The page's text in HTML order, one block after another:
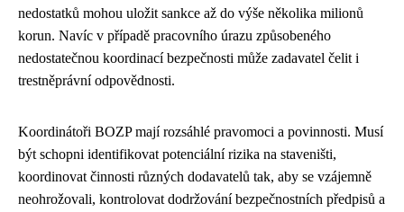
nedostatků mohou uložit sankce až do výše několika milionů
korun. Navíc v případě pracovního úrazu způsobeného
nedostatečnou koordinací bezpečnosti může zadavatel čelit i
trestněprávní odpovědnosti.
Koordinátoři BOZP mají rozsáhlé pravomoci a povinnosti. Musí
být schopni identifikovat potenciální rizika na staveništi,
koordinovat činnosti různých dodavatelů tak, aby se vzájemně
neohrožovali, kontrolovat dodržování bezpečnostních předpisů a